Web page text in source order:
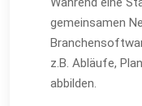
gemeinsamen
z.B. Abläufe,
abbilden.